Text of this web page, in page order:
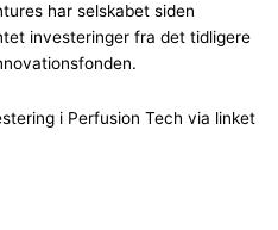
har selskabet siden
investeringer fra det tidligere
i Perfusion Tech via linket